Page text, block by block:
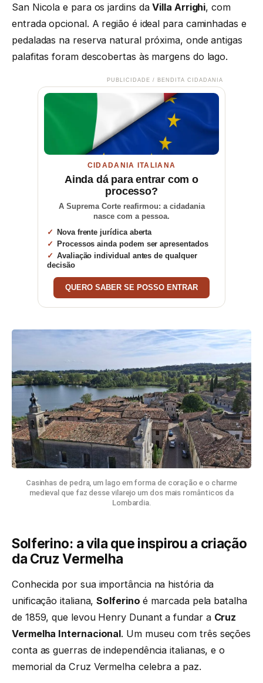
San Nicola e para os jardins daVilla Arrighi, com
entrada opcional. A região é ideal para caminhadas e
pedaladas na reserva natural próxima, onde antigas
palafitas foram descobertas às margens do lago.
PUBLICIDADE / BENDITA CIDADANIA
CIDADANIA ITALIANA
Ainda dá para entrar com o
processo?
A Suprema Corte reafirmou: a cidadania
nasce com a pessoa.
Nova frente jurídica aberta
Processos ainda podem ser apresentados
Avaliação individual antes de qualquer
decisão
QUERO SABER SE POSSO ENTRAR
Casinhas de pedra, um lago em forma de coração e o charme
medieval que faz desse vilarejo um dos mais românticos da
Lombardia.
Solferino: a vila que inspirou a criação
da Cruz Vermelha
Conhecida por sua importância na história da
unificação italiana,Solferino é marcada pela batalha
de 1859, que levou Henry Dunant a fundar a Cruz
Vermelha Internacional. Um museu com três seções
conta as guerras de independência italianas, e o
memorial da Cruz Vermelha celebra a paz.